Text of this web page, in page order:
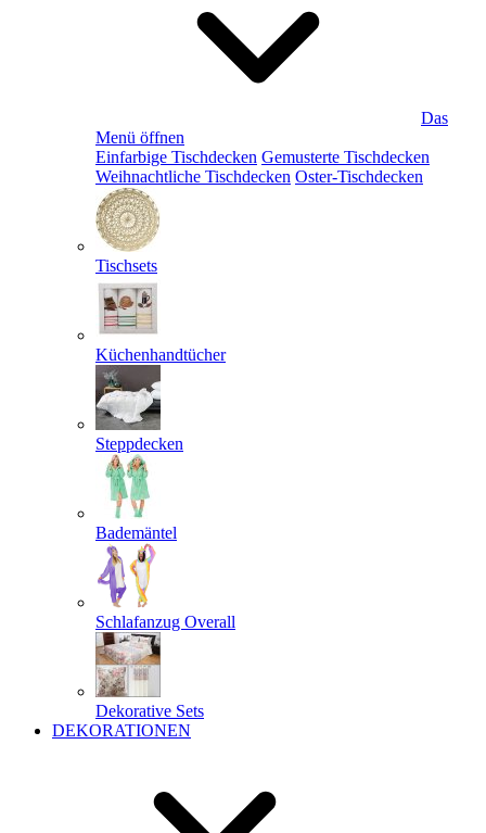
Das
Menü öffnen
Einfarbige Tischdecken Gemusterte Tischdecken
Weihnachtliche Tischdecken Oster-Tischdecken
Tischsets
Küchenhandtücher
Steppdecken
Bademäntel
Schlafanzug Overall
Dekorative Sets
DEKORATIONEN